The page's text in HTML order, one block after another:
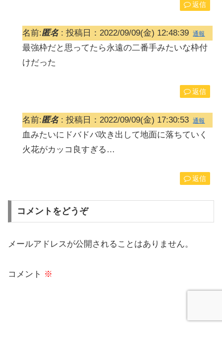
返信
名前:匿名: 投稿日：2022/09/09(金) 12:48:39 通報
最強枠だと思ってたら永遠の二番手みたいな枠付
けだった
返信
名前:匿名: 投稿日：2022/09/09(金) 17:30:53 通報
血みたいにドバドバ吹き出して地面に落ちていく
火花がカッコ良すぎる…
返信
コメントをどうぞ
メールアドレスが公開されることはありません。
コメント ※